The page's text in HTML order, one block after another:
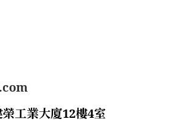
工業大廈12樓4室